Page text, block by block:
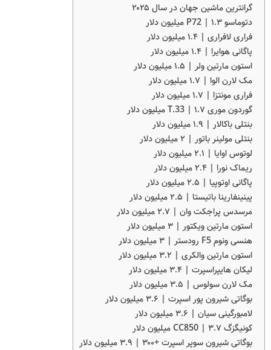
گرانترین ماشین جهان در سال ۲۰۲۵
دتوماسو P72 | ۱.۳ میلیون دلار
فراری لافراری | ۱.۴ میلیون دلار
پاگانی هوایرا | ۱.۴ میلیون دلار
استون مارتین ولر | ۱.۵ میلیون دلار
مک لارن الوا | ۱.۷ میلیون دلار
فراری مونتزا | ۱.۷ میلیون دلار
گوردون موری T.33 | ۱.۷ میلیون دلار
بنتلی باکالار | ۱.۹ میلیون دلار
بنتلی مولینر باتور | ۲ میلیون دلار
لوتوس اوایا | ۲.۱ میلیون دلار
ریماک نورا | ۲.۴ میلیون دلار
پاگانی اوتوپیا | ۲.۵ میلیون دلار
پینینفارینا باتیستا | ۲.۵ میلیون دلار
مرسدس پراجکت وان | ۲.۷ میلیون دلار
استون مارتین ویکتور | ۳ میلیون دلار
هنسی ونوم F5 رودستر | ۳ میلیون دلار
استون مارتین والکری | ۳.۲ میلیون دلار
لیکان هایپراسپرت | ۳.۴ میلیون دلار
مک لارن سولوس | ۳.۵ میلیون دلار
بوگاتی شیرون پور اسپرت | ۳.۶ میلیون دلار
لامبورگینی سیان | ۳.۶ میلیون دلار
کونیگزگ CC850 | ۳.۷ میلیون دلار
بوگاتی شیرون سوپر اسپرت +۳۰۰ | ۳.۹ میلیون دلار